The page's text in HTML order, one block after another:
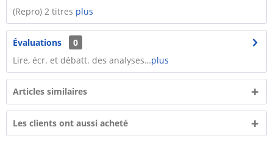
(Repro) 2 titres plus
Évaluations
0
Lire, écr. et débatt. des analyses…plus
Articles similaires
Les clients ont aussi acheté